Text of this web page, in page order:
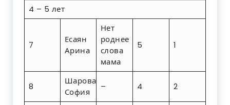
4 – 5 лет
7
Есаян
Арина
Нет
роднее
слова
мама
5 1
8
Шарова
София
– 4 2